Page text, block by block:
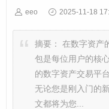
eeo 2025-11-18
摘要：
在数字资产
包是每位用户的核
的数字资产交易平
无论您是刚入门的
文都将为您...